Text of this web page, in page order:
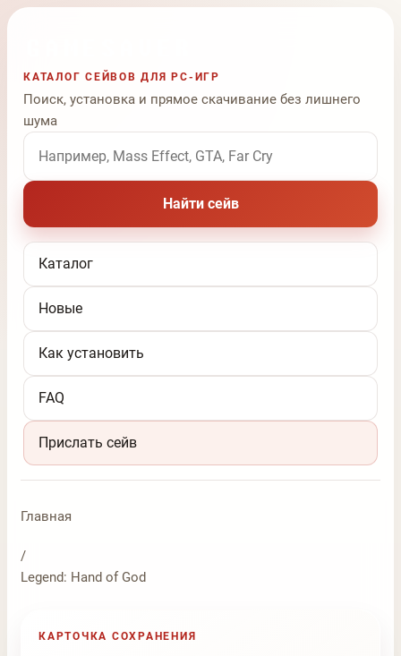
КАТАЛОГ СЕЙВОВ ДЛЯ PC-ИГР
Поиск, установка и прямое скачивание без лишнего
шума
Поиск по названию игры
Найти сейв
Каталог
Новые
Как установить
FAQ
Прислать сейв
Главная
/
Legend: Hand of God
КАРТОЧКА СОХРАНЕНИЯ